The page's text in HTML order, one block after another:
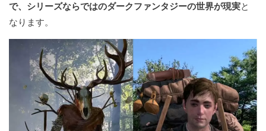
で、シリーズならではのダークファンタジーの世界が現実と
なります。